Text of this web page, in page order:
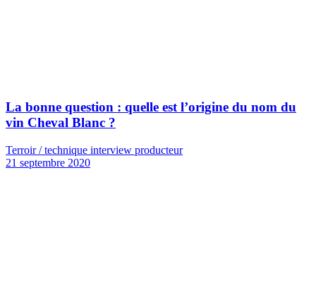
La bonne question : quelle est l’origine du nom du
vin Cheval Blanc ?
Terroir / technique interview producteur
21 septembre 2020